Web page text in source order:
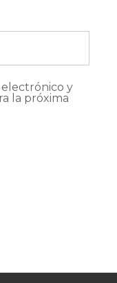
y
la próxima